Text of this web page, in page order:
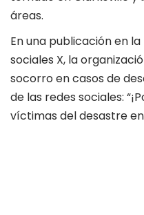
áreas.
En una publicación en
sociales X, la
socorro en casos de
de las redes sociales:
víctimas del desastre